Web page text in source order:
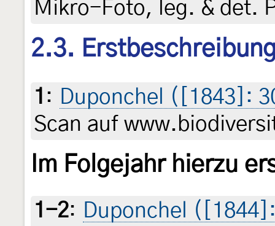
Mikro-Foto, leg. & det.
2.3.
1 : Duponchel ([1843]:
Scan auf
Im Folgejahr hierzu
1-2: Duponchel